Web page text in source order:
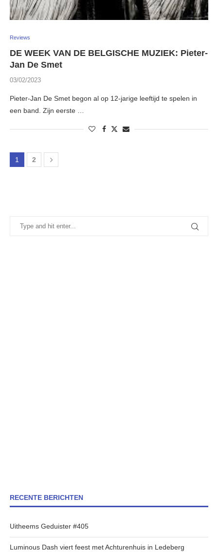
Reviews
DE WEEK VAN DE BELGISCHE MUZIEK: Pieter-
Jan De Smet
03/02/2023
Pieter-Jan De Smet begon al op 12-jarige leeftijd te spelen in
een band. Zijn eerste …
1 2
RECENTE BERICHTEN
Uitheems Geduister #405
Luminous Dash viert feest met Achturenhuis in Ledeberg